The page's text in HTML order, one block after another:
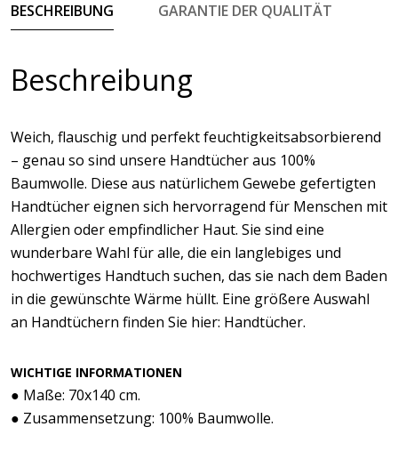
BESCHREIBUNG GARANTIE DER QUALITÄT
Beschreibung
Weich, flauschig und perfekt feuchtigkeitsabsorbierend
– genau so sind unsere Handtücher aus 100%
Baumwolle. Diese aus natürlichem Gewebe gefertigten
Handtücher eignen sich hervorragend für Menschen mit
Allergien oder empfindlicher Haut. Sie sind eine
wunderbare Wahl für alle, die ein langlebiges und
hochwertiges Handtuch suchen, das sie nach dem Baden
in die gewünschte Wärme hüllt. Eine größere Auswahl
an Handtüchern finden Sie hier: Handtücher.
WICHTIGE INFORMATIONEN
● Maße: 70x140 cm.
● Zusammensetzung: 100% Baumwolle.